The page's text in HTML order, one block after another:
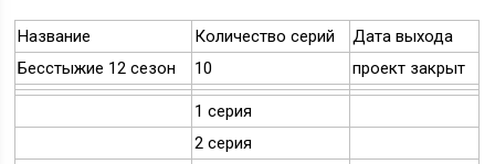
Название Количество серий
Дата выхода
Бесстыжие 12 сезон
10 проект закрыт
1 серия
2 серия